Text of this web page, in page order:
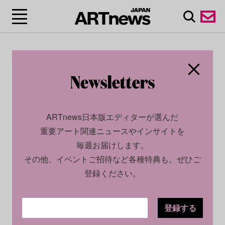
2022.05.13
ARTnews日本版エディターが選んだ
重要アート関連ニュースやインサイトを
毎週お届けします。
その他、イベントご招待など各種特典も。ぜひご
登録ください。
登録する